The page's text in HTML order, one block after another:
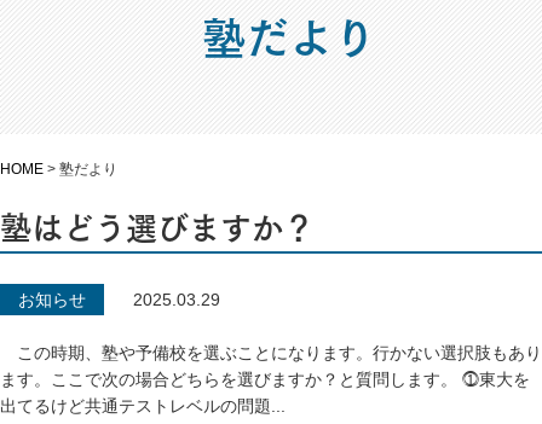
塾だより
HOME > 塾だより
塾はどう選びますか？
お知らせ 2025.03.29
この時期、塾や予備校を選ぶことになります。行かない選択肢もあり
ます。ここで次の場合どちらを選びますか？と質問します。 ⓵東大を
出てるけど共通テストレベルの問題...